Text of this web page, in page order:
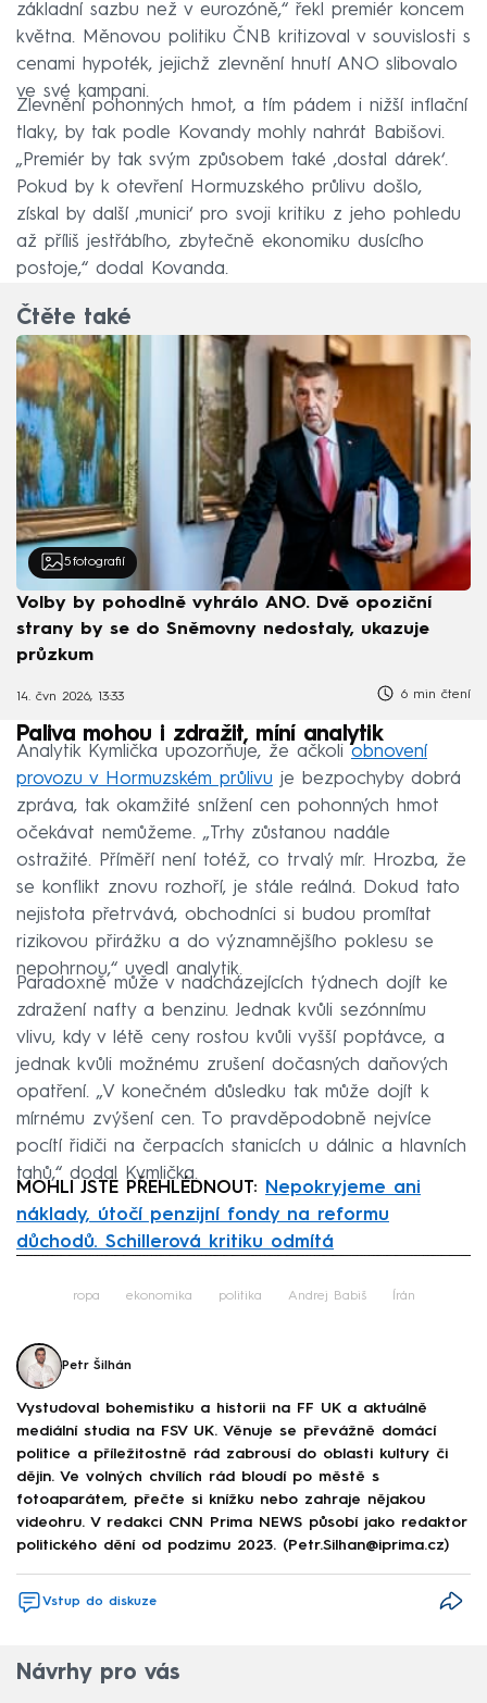
základní sazbu než v eurozóně,“ řekl premiér koncem
května. Měnovou politiku ČNB kritizoval v souvislosti s
cenami hypoték, jejichž zlevnění hnutí ANO slibovalo
ve své kampani.
Zlevnění pohonných hmot, a tím pádem i nižší inflační
tlaky, by tak podle Kovandy mohly nahrát Babišovi.
„Premiér by tak svým způsobem také ‚dostal dárek‘.
Pokud by k otevření Hormuzského průlivu došlo,
získal by další ‚munici‘ pro svoji kritiku z jeho pohledu
až příliš jestřábího, zbytečně ekonomiku dusícího
postoje,“ dodal Kovanda.
Čtěte také
5 fotografií
Volby by pohodlně vyhrálo ANO. Dvě opoziční
strany by se do Sněmovny nedostaly, ukazuje
průzkum
14. čvn 2026, 13:33 6 min čtení
Paliva mohou i zdražit, míní analytik
Analytik Kymlička upozorňuje, že ačkoli obnovení
provozu v Hormuzském průlivu je bezpochyby dobrá
zpráva, tak okamžité snížení cen pohonných hmot
očekávat nemůžeme. „Trhy zůstanou nadále
ostražité. Příměří není totéž, co trvalý mír. Hrozba, že
se konflikt znovu rozhoří, je stále reálná. Dokud tato
nejistota přetrvává, obchodníci si budou promítat
rizikovou přirážku a do významnějšího poklesu se
nepohrnou,“ uvedl analytik.
Paradoxně může v nadcházejících týdnech dojít ke
zdražení nafty a benzinu. Jednak kvůli sezónnímu
vlivu, kdy v létě ceny rostou kvůli vyšší poptávce, a
jednak kvůli možnému zrušení dočasných daňových
opatření. „V konečném důsledku tak může dojít k
mírnému zvýšení cen. To pravděpodobně nejvíce
pocítí řidiči na čerpacích stanicích u dálnic a hlavních
tahů,“ dodal Kymlička.
MOHLI JSTE PŘEHLÉDNOUT: Nepokryjeme ani
náklady, útočí penzijní fondy na reformu
důchodů. Schillerová kritiku odmítá
ropa ekonomika politika Andrej Babiš Írán
Petr Šilhán
Vystudoval bohemistiku a historii na FF UK a aktuálně
mediální studia na FSV UK. Věnuje se převážně domácí
politice a příležitostně rád zabrousí do oblasti kultury či
dějin. Ve volných chvílích rád bloudí po městě s
fotoaparátem, přečte si knížku nebo zahraje nějakou
videohru. V redakci CNN Prima NEWS působí jako redaktor
politického dění od podzimu 2023. (Petr.Silhan@iprima.cz)
Vstup do diskuze
Návrhy pro vás